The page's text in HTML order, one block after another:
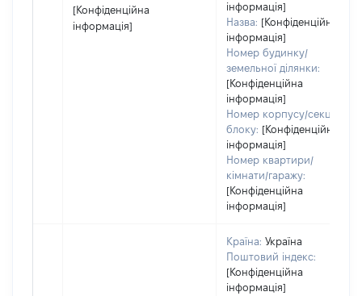
[Конфіденційна
інформація]
інформація]
Назва: [Конфіденційна
інформація]
Номер будинку/
земельної ділянки:
[Конфіденційна
інформація]
Номер корпусу/секції/
блоку: [Конфіденційна
інформація]
Номер квартири/
кімнати/гаражу:
[Конфіденційна
інформація]
Країна: Україна
Поштовий індекс:
[Конфіденційна
інформація]